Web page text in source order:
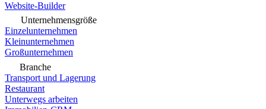
Website-Builder
Unternehmensgröße
Einzelunternehmen
Kleinunternehmen
Großunternehmen
Branche
Transport und Lagerung
Restaurant
Unterwegs arbeiten